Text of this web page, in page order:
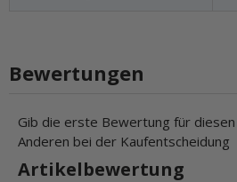
Bewertungen
Gib die erste Bewertung für
Anderen bei der Kaufentscheidung
Artikelbewertung